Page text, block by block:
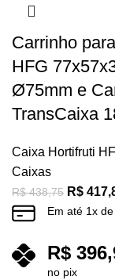
Carrinho
HFG
Ø75mm e
TransCaixa
Caixa Hortifruti
Caixas
R$438,75 R$
Em até 1x de
R$
no pix